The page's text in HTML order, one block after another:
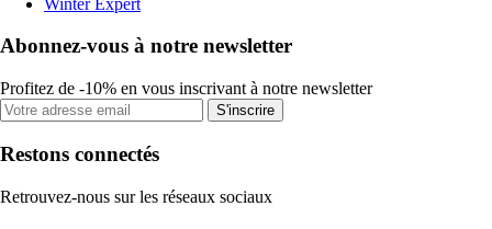
Abonnez-vous à notre newsletter
Profitez de -10% en vous inscrivant à notre newsletter
S'inscrire
Restons connectés
Retrouvez-nous sur les réseaux sociaux